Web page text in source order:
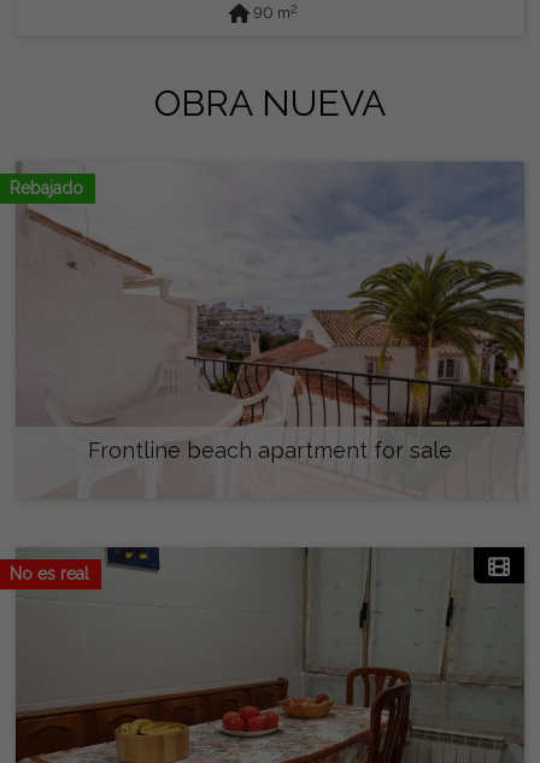
90 m2
OBRA NUEVA
Rebajado
Frontline beach apartment for sale
No es real